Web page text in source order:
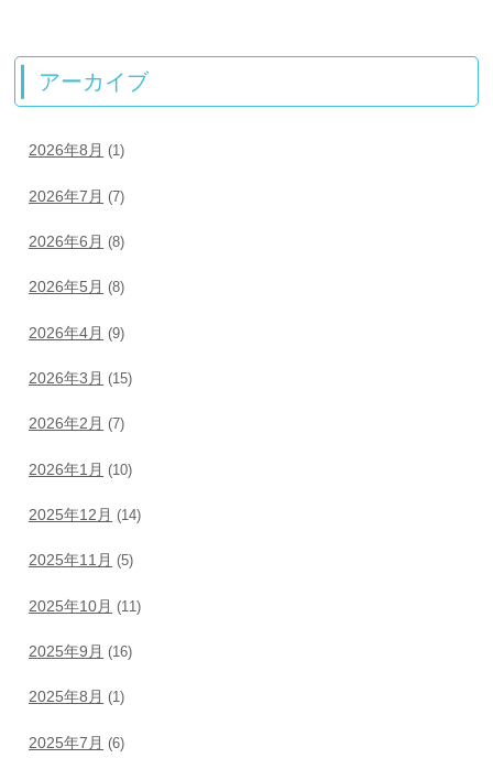
アーカイブ
2026年8月 (1)
2026年7月 (7)
2026年6月 (8)
2026年5月 (8)
2026年4月 (9)
2026年3月 (15)
2026年2月 (7)
2026年1月 (10)
2025年12月 (14)
2025年11月 (5)
2025年10月 (11)
2025年9月 (16)
2025年8月 (1)
2025年7月 (6)